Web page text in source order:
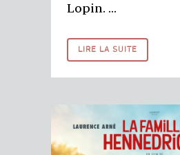
Lopin. ...
LIRE LA SUITE